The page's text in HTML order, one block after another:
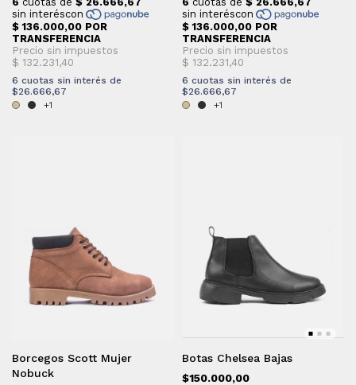
6 cuotas sin interés de
$26.666,67
+1
6 cuotas sin interés de
$26.666,67
+1
Borcegos Scott Mujer
Nobuck
Botas Chelsea Bajas
$150.000,00